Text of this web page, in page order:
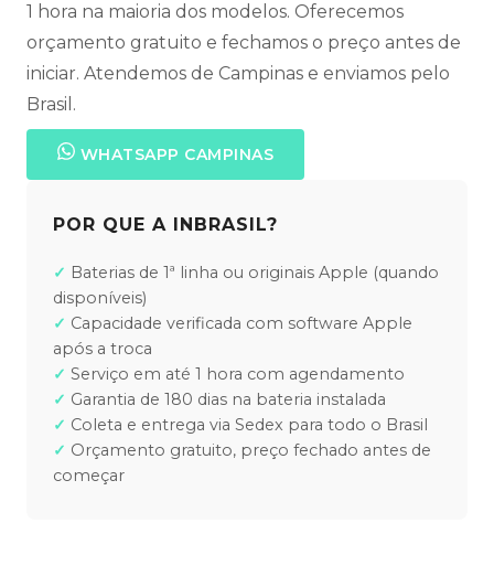
1 hora na maioria dos modelos. Oferecemos
orçamento gratuito e fechamos o preço antes de
iniciar. Atendemos de Campinas e enviamos pelo
Brasil.
WHATSAPP CAMPINAS
POR QUE A INBRASIL?
Baterias de 1ª linha ou originais Apple (quando
disponíveis)
Capacidade verificada com software Apple
após a troca
Serviço em até 1 hora com agendamento
Garantia de 180 dias na bateria instalada
Coleta e entrega via Sedex para todo o Brasil
Orçamento gratuito, preço fechado antes de
começar